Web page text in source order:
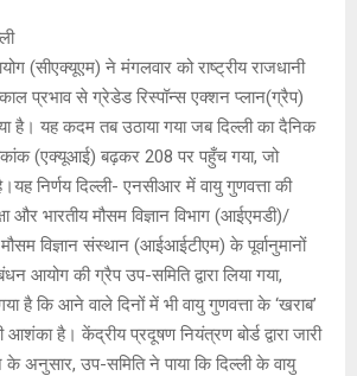
(सीएक्यूएम) ने मंगलवार को राष्ट्रीय राजधानी
प्रभाव से ग्रेडेड रिस्पॉन्स एक्शन प्लान(ग्रैप)
है। यह कदम तब उठाया गया जब दिल्ली का दैनिक
(एक्यूआई) बढ़कर 208 पर पहुँच गया, जो
निर्णय दिल्ली- एनसीआर में वायु गुणवत्ता की
और भारतीय मौसम विज्ञान विभाग (आईएमडी)/
विज्ञान संस्थान (आईआईटीएम) के पूर्वानुमानों
आयोग की ग्रैप उप-समिति द्वारा लिया गया,
है कि आने वाले दिनों में भी वायु गुणवत्ता के ‘खराब’
है। केंद्रीय प्रदूषण नियंत्रण बोर्ड द्वारा जारी
अनुसार, उप-समिति ने पाया कि दिल्ली के वायु